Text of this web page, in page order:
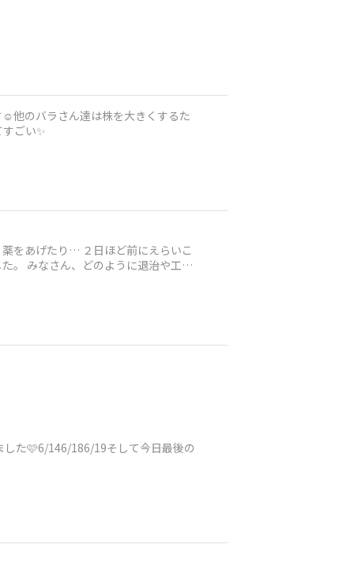
他のバラさん達は株を大きくするた
ごい✨
をあげたり… ２日ほど前にえらいこ
夫
た🩷6/146/186/19そして今日最後の